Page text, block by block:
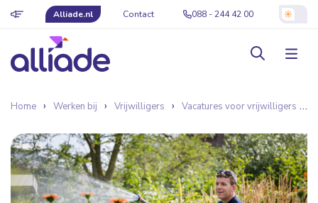
Alliade.nl Contact 088 - 244 42 00
Home Werken bij Vrijwilligers Vacatures voor vrijwilligers